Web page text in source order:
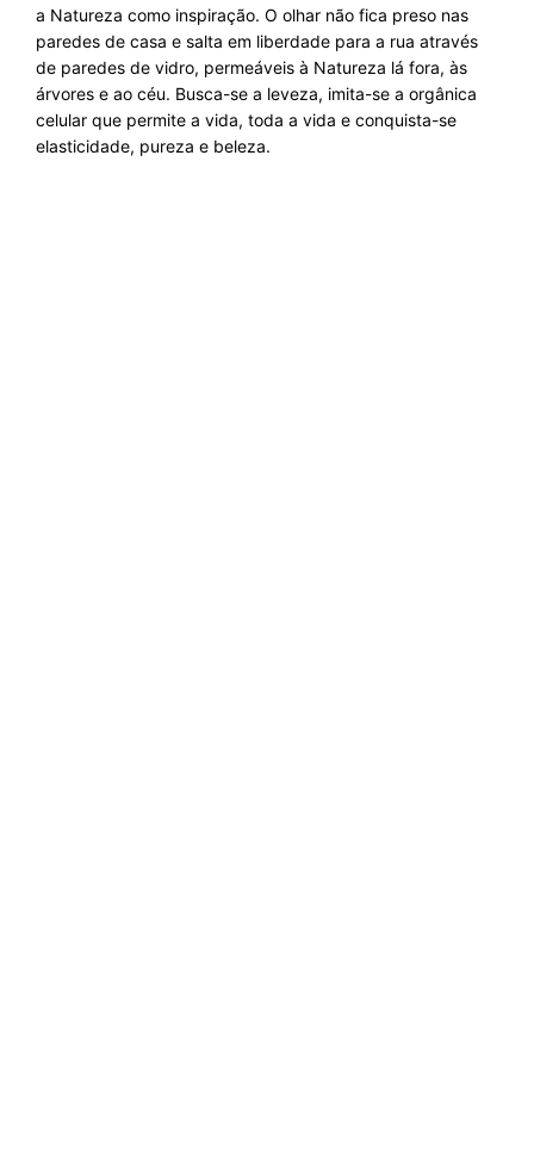
a Natureza como inspiração. O olhar não fica preso nas
paredes de casa e salta em liberdade para a rua através
de paredes de vidro, permeáveis à Natureza lá fora, às
árvores e ao céu. Busca-se a leveza, imita-se a orgânica
celular que permite a vida, toda a vida e conquista-se
elasticidade, pureza e beleza.